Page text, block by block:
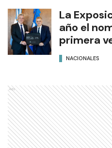
La
año el
primera
NACIONALES
Ads